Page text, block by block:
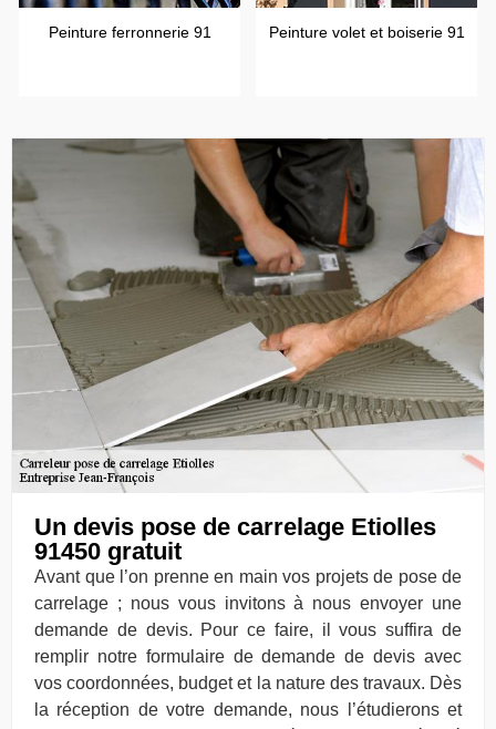
Peinture ferronnerie 91 Peinture volet et boiserie 91
Un devis pose de carrelage Etiolles
91450 gratuit
Avant que l’on prenne en main vos projets de pose de
carrelage ; nous vous invitons à nous envoyer une
demande de devis. Pour ce faire, il vous suffira de
remplir notre formulaire de demande de devis avec
vos coordonnées, budget et la nature des travaux. Dès
la réception de votre demande, nous l’étudierons et